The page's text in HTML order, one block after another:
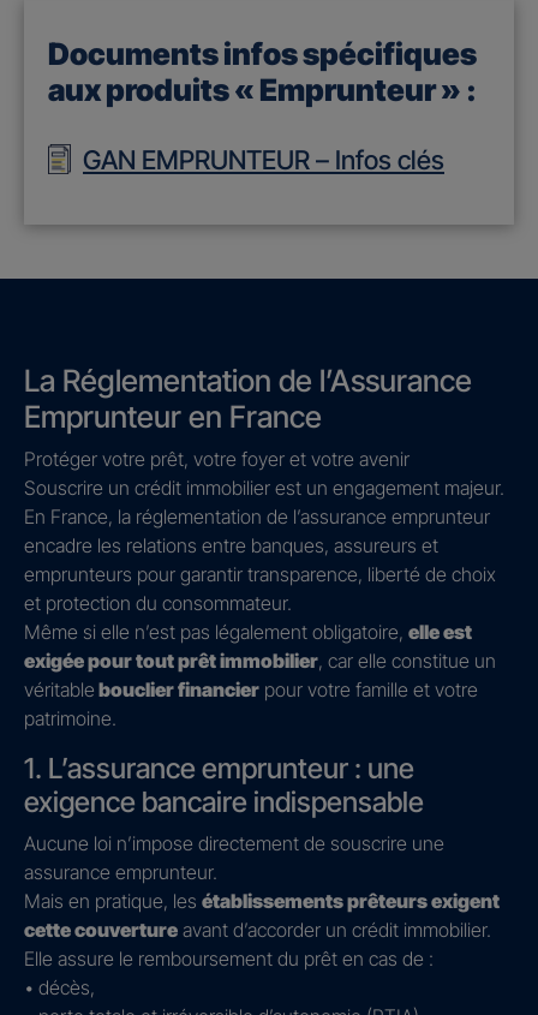
Documents infos spécifiques
aux produits « Emprunteur » :
GAN EMPRUNTEUR – Infos clés
La Réglementation de l’Assurance
Emprunteur en France
Protéger votre prêt, votre foyer et votre avenir
Souscrire un crédit immobilier est un engagement majeur.
En France, la réglementation de l’assurance emprunteur
encadre les relations entre banques, assureurs et
emprunteurs pour garantir transparence, liberté de choix
et protection du consommateur.
Même si elle n’est pas légalement obligatoire, elle est
exigée pour tout prêt immobilier, car elle constitue un
véritable bouclier financier pour votre famille et votre
patrimoine.
1. L’assurance emprunteur : une
exigence bancaire indispensable
Aucune loi n’impose directement de souscrire une
assurance emprunteur.
Mais en pratique, les établissements prêteurs exigent
cette couverture avant d’accorder un crédit immobilier.
Elle assure le remboursement du prêt en cas de :
• décès,